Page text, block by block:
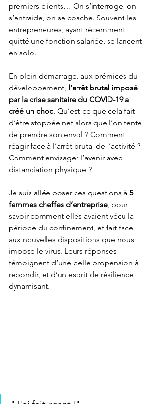
premiers clients… On s’interroge, on
s’entraide, on se coache. Souvent les
entrepreneures, ayant récemment
quitté une fonction salariée, se lancent
en solo.
En plein démarrage, aux prémices du
développement, l’arrêt brutal imposé
par la crise sanitaire du COVID-19 a
créé un choc. Qu’est-ce que cela fait
d’être stoppée net alors que l’on tente
de prendre son envol ? Comment
réagir face à l’arrêt brutal de l’activité ?
Comment envisager l’avenir avec
distanciation physique ?
Je suis allée poser ces questions à 5
femmes cheffes d’entreprise, pour
savoir comment elles avaient vécu la
période du confinement, et fait face
aux nouvelles dispositions que nous
impose le virus. Leurs réponses
témoignent d’une belle propension à
rebondir, et d’un esprit de résilience
dynamisant.